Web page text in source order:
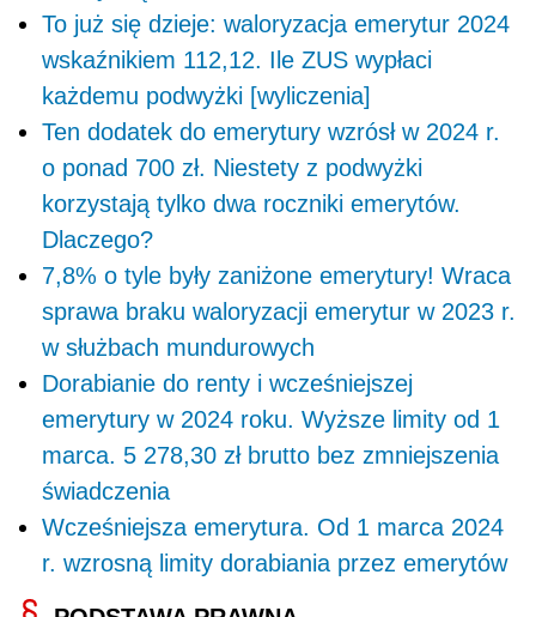
To już się dzieje: waloryzacja emerytur 2024
wskaźnikiem 112,12. Ile ZUS wypłaci
każdemu podwyżki [wyliczenia]
Ten dodatek do emerytury wzrósł w 2024 r.
o ponad 700 zł. Niestety z podwyżki
korzystają tylko dwa roczniki emerytów.
Dlaczego?
7,8% o tyle były zaniżone emerytury! Wraca
sprawa braku waloryzacji emerytur w 2023 r.
w służbach mundurowych
Dorabianie do renty i wcześniejszej
emerytury w 2024 roku. Wyższe limity od 1
marca. 5 278,30 zł brutto bez zmniejszenia
świadczenia
Wcześniejsza emerytura. Od 1 marca 2024
r. wzrosną limity dorabiania przez emerytów